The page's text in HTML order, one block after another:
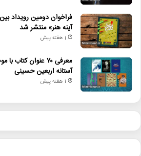
• نگاه هفته
• مجله هنری
• زمان ساخت و اکران «مایکل ۲» اعلام شد
• راهیابی ۲ انیمیشن کوتاه به سی‌امین جشنواره فیلم رود آیلند
• شایعه یا واقعیت؟ نقش کلیدی پل توماس
اسکورسیزی
• افتتاح نمایش «یک فیل ناپدید شده است» با
فراخوان دومین رویداد
آینه هنر» منتشر شد
1 هفته پیش
معرفی ۷۰ عنوان
آستانه اربعین حسینی
1 هفته پیش